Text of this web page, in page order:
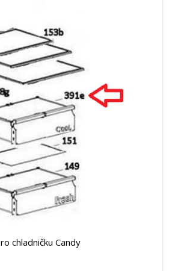
chladničku Candy